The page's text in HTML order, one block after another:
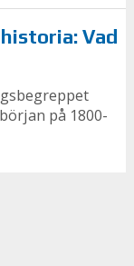
Vad
på 1800-